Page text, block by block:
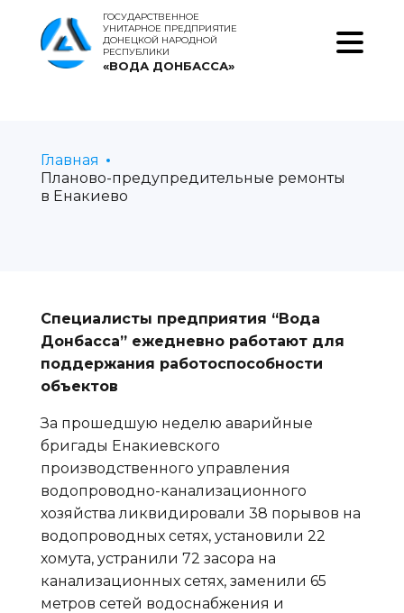
ГОСУДАРСТВЕННОЕ
УНИТАРНОЕ ПРЕДПРИЯТИЕ
ДОНЕЦКОЙ НАРОДНОЙ
РЕСПУБЛИКИ
«ВОДА ДОНБАССА»
Главная
Планово-предупредительные ремонты
в Енакиево
Специалисты предприятия “Вода
Донбасса” ежедневно работают для
поддержания работоспособности
объектов
За прошедшую неделю аварийные
бригады Енакиевского
производственного управления
водопроводно-канализационного
хозяйства ликвидировали 38 порывов на
водопроводных сетях, установили 22
хомута, устранили 72 засора на
канализационных сетях, заменили 65
метров сетей водоснабжения и